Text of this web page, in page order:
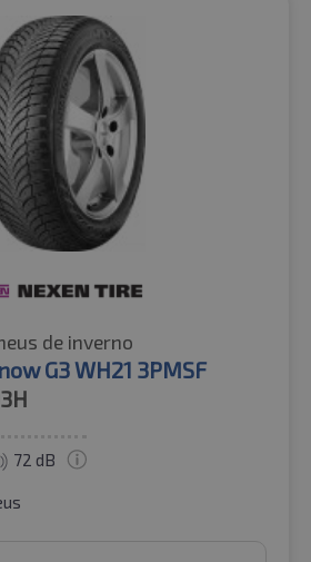
de inverno
G3 WH21 3PMSF
72 dB